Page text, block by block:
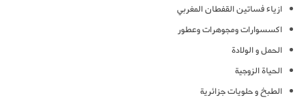
ازياء فساتين القفطان المغربي
اكسسوارات ومجوهرات وعطور
الحمل و الولادة
الحياة الزوجية
الطبخ و حلويات جزائرية